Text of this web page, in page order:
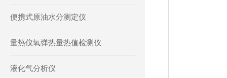
便携式原油水分测定仪
量热仪氧弹热量热值检测仪
液化气分析仪